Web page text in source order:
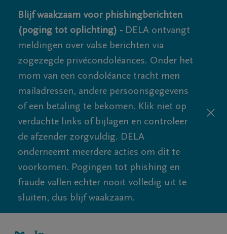
Blijf waakzaam voor phishingberichten
(poging tot oplichting) - DELA ontvangt
meldingen over valse berichten via
zogezegde privécondoléances. Onder het
mom van een condoléance tracht men
mailadressen, andere persoonsgegevens
of een betaling te bekomen. Klik niet op
verdachte links of bijlagen en controleer
de afzender zorgvuldig. DELA
onderneemt meerdere acties om dit te
voorkomen. Pogingen tot phishing en
fraude vallen echter nooit volledig uit te
sluiten, dus blijf waakzaam.